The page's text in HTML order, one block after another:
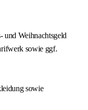
und Weihnachtsgeld
sowie ggf.
sowie